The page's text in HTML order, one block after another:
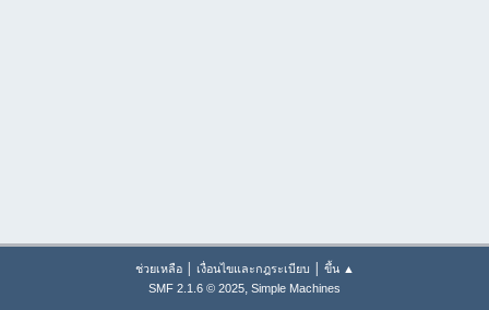
ช่วยเหลือ| เงื่อนไขและกฎระเบียบ | ขึ้น ▲
SMF 2.1.6 © 2025, Simple Machines